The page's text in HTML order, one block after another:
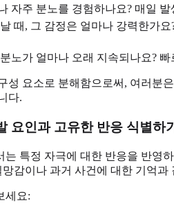
자주 분노를 경험하나요? 매일
때, 그 감정은 얼마나 강력한가
노가 얼마나 오래 지속되나요?
성 요소로 분해함으로써, 여러분
다.
요인과 고유한 반응 식별하기
는 특정 자극에 대한 반응을 반영
망감이나 과거 사건에 대한 기억
세요: